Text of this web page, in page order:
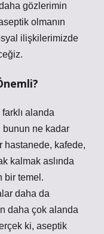
gözlerimin
olmanın
ilişkilerimizde
alanda
bunun ne kadar
hastanede, kafede,
kalmak aslında
bir temel.
daha da
daha çok alanda
ki, aseptik